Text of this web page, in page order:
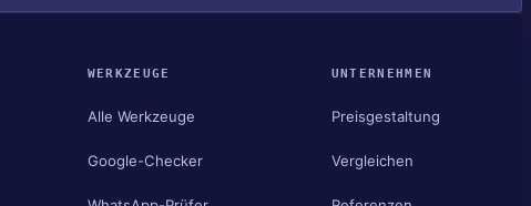
WERKZEUGE
Alle Werkzeuge
Google-Checker
UNTERNEHMEN
Preisgestaltung
Vergleichen